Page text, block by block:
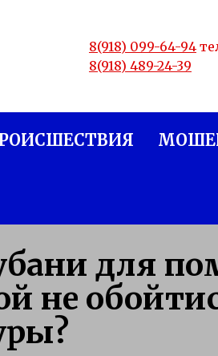
8(918) 099-64-94
8(918) 489-24-39
для
не